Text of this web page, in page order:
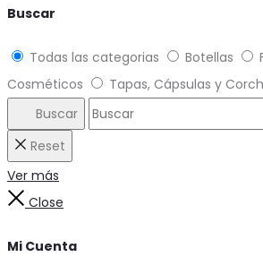
Buscar
Todas las categorias Botellas
Cosméticos
Tapas, Cápsulas y
Buscar
Reset
Ver más
Close
Mi Cuenta